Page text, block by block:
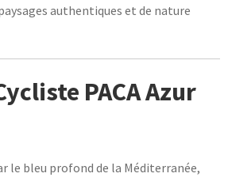
authentiques et de nature
PACA Azur
le bleu profond de la Méditerranée,